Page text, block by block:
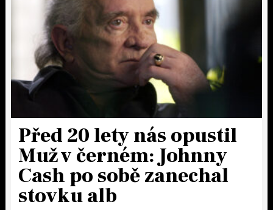
KALENDÁŘ
KVÍZY
VIP
TRENDY
MIX
OSTATNÍ
PROGRAM
PLAYLIST
JAK NALADIT
Před 20 lety nás opustil
Muž v černém: Johnny
Cash po sobě zanechal
stovku alb